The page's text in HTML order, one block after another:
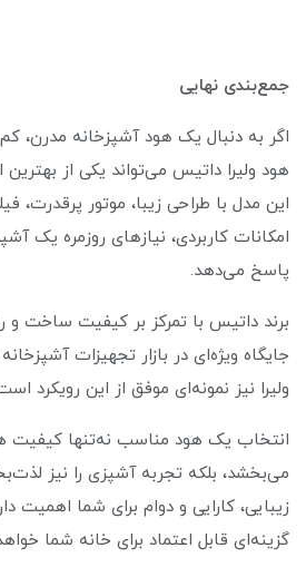
جمع‌بندی نهایی
اگر به دنبال یک هود آشپزخانه مدرن،
هود ولیرا داتیس می‌تواند یکی از
این مدل با طراحی زیبا، موتور پرقدرت،
امکانات کاربردی، نیازهای روزمره یک
پاسخ می‌دهد.
برند داتیس با تمرکز بر کیفیت ساخت
جایگاه ویژه‌ای در بازار تجهیزات
ولیرا نیز نمونه‌ای موفق از این رویکرد
انتخاب یک هود مناسب نه‌تنها کیفیت
می‌بخشد، بلکه تجربه آشپزی را نیز
زیبایی، کارایی و دوام برای شما اهمیت
گزینه‌ای قابل اعتماد برای خانه شما